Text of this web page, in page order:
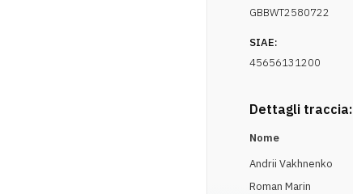
GBBWT2580722
SIAE:
45656131200
Dettagli traccia:
Nome
Andrii Vakhnenko
Roman Marin